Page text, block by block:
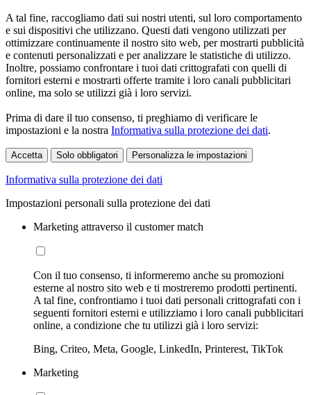
A tal fine, raccogliamo dati sui nostri utenti, sul loro comportamento
e sui dispositivi che utilizzano. Questi dati vengono utilizzati per
ottimizzare continuamente il nostro sito web, per mostrarti pubblicità
e contenuti personalizzati e per analizzare le statistiche di utilizzo.
Inoltre, possiamo confrontare i tuoi dati crittografati con quelli di
fornitori esterni e mostrarti offerte tramite i loro canali pubblicitari
online, ma solo se utilizzi già i loro servizi.
Prima di dare il tuo consenso, ti preghiamo di verificare le
impostazioni e la nostra Informativa sulla protezione dei dati.
Accetta Solo obbligatori Personalizza le impostazioni
Informativa sulla protezione dei dati
Impostazioni personali sulla protezione dei dati
Marketing attraverso il customer match
Con il tuo consenso, ti informeremo anche su promozioni
esterne al nostro sito web e ti mostreremo prodotti pertinenti.
A tal fine, confrontiamo i tuoi dati personali crittografati con i
seguenti fornitori esterni e utilizziamo i loro canali pubblicitari
online, a condizione che tu utilizzi già i loro servizi:
Bing, Criteo, Meta, Google, LinkedIn, Printerest, TikTok
Marketing